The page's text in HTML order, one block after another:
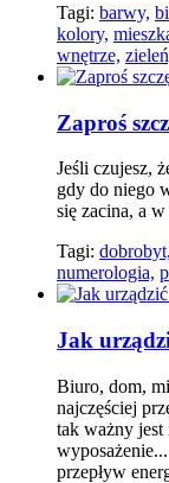
Tagi: barwy,
kolory,
wnętrze,
Zaproś
Jeśli czujesz,
gdy do niego
się zacina, a
Tagi: dobrobyt,
numerologia,
Jak
Biuro, dom,
najczęściej
tak ważny
przepływ